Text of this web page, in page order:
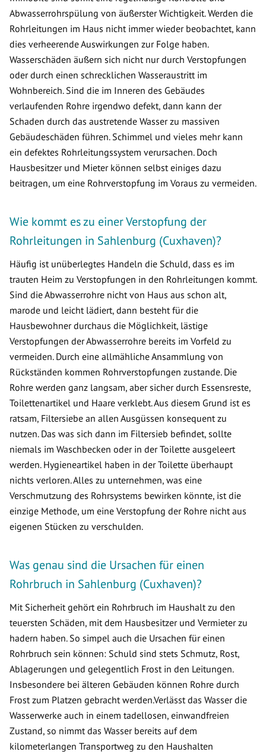
Abwasserrohrspülung von äußerster Wichtigkeit. Werden die
Rohrleitungen im Haus nicht immer wieder beobachtet, kann
dies verheerende Auswirkungen zur Folge haben.
Wasserschäden äußern sich nicht nur durch Verstopfungen
oder durch einen schrecklichen Wasseraustritt im
Wohnbereich. Sind die im Inneren des Gebäudes
verlaufenden Rohre irgendwo defekt, dann kann der
Schaden durch das austretende Wasser zu massiven
Gebäudeschäden führen. Schimmel und vieles mehr kann
ein defektes Rohrleitungssystem verursachen. Doch
Hausbesitzer und Mieter können selbst einiges dazu
beitragen, um eine Rohrverstopfung im Voraus zu vermeiden.
Wie kommt es zu einer Verstopfung der
Rohrleitungen in Sahlenburg (Cuxhaven)?
Häufig ist unüberlegtes Handeln die Schuld, dass es im
trauten Heim zu Verstopfungen in den Rohrleitungen kommt.
Sind die Abwasserrohre nicht von Haus aus schon alt,
marode und leicht lädiert, dann besteht für die
Hausbewohner durchaus die Möglichkeit, lästige
Verstopfungen der Abwasserrohre bereits im Vorfeld zu
vermeiden. Durch eine allmähliche Ansammlung von
Rückständen kommen Rohrverstopfungen zustande. Die
Rohre werden ganz langsam, aber sicher durch Essensreste,
Toilettenartikel und Haare verklebt. Aus diesem Grund ist es
ratsam, Filtersiebe an allen Ausgüssen konsequent zu
nutzen. Das was sich dann im Filtersieb befindet, sollte
niemals im Waschbecken oder in der Toilette ausgeleert
werden. Hygieneartikel haben in der Toilette überhaupt
nichts verloren. Alles zu unternehmen, was eine
Verschmutzung des Rohrsystems bewirken könnte, ist die
einzige Methode, um eine Verstopfung der Rohre nicht aus
eigenen Stücken zu verschulden.
Was genau sind die Ursachen für einen
Rohrbruch in Sahlenburg (Cuxhaven)?
Mit Sicherheit gehört ein Rohrbruch im Haushalt zu den
teuersten Schäden, mit dem Hausbesitzer und Vermieter zu
hadern haben. So simpel auch die Ursachen für einen
Rohrbruch sein können: Schuld sind stets Schmutz, Rost,
Ablagerungen und gelegentlich Frost in den Leitungen.
Insbesondere bei älteren Gebäuden können Rohre durch
Frost zum Platzen gebracht werden.Verlässt das Wasser die
Wasserwerke auch in einem tadellosen, einwandfreien
Zustand, so nimmt das Wasser bereits auf dem
kilometerlangen Transportweg zu den Haushalten